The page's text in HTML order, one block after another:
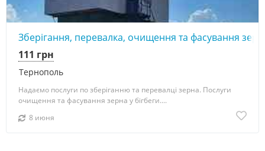
Зберігання, перевалка, очищення та фасування
Тернополь
111 грн
Надаємо послуги по зберіганню та перевалці зерна. Послуги
очищення та фасування зерна у бігбеги....
8 июня